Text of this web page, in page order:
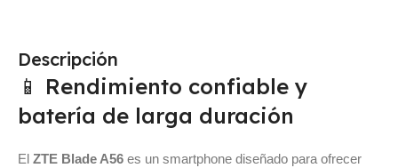
Descripción
📱 Rendimiento confiable y
batería de larga duración
El ZTE Blade A56 es un smartphone diseñado para ofrecer